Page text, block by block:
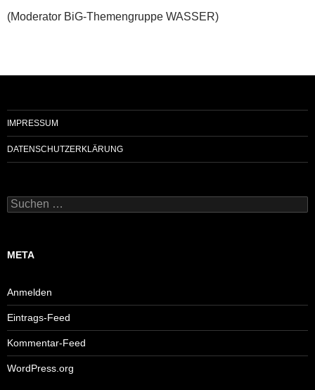
(Moderator BiG-Themengruppe WASSER)
IMPRESSUM
DATENSCHUTZERKLÄRUNG
Suchen
nach:
META
Anmelden
Eintrags-Feed
Kommentar-Feed
WordPress.org